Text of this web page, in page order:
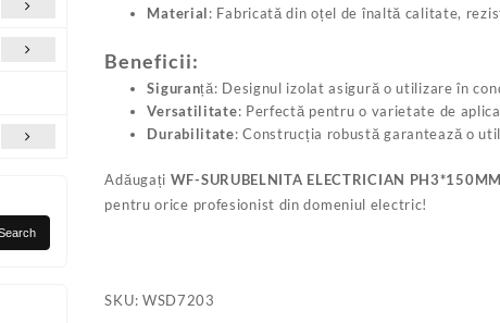
Material: Fabricată din oțel de înaltă calitate,
Beneficii:
Siguranță: Designul izolat asigură o utilizare în
Versatilitate: Perfectă pentru o varietate de
Durabilitate: Construcția robustă garantează o
Adăugați WF-SURUBELNITA ELECTRICIAN
pentru orice profesionist din domeniul electric!
SKU: WSD7203